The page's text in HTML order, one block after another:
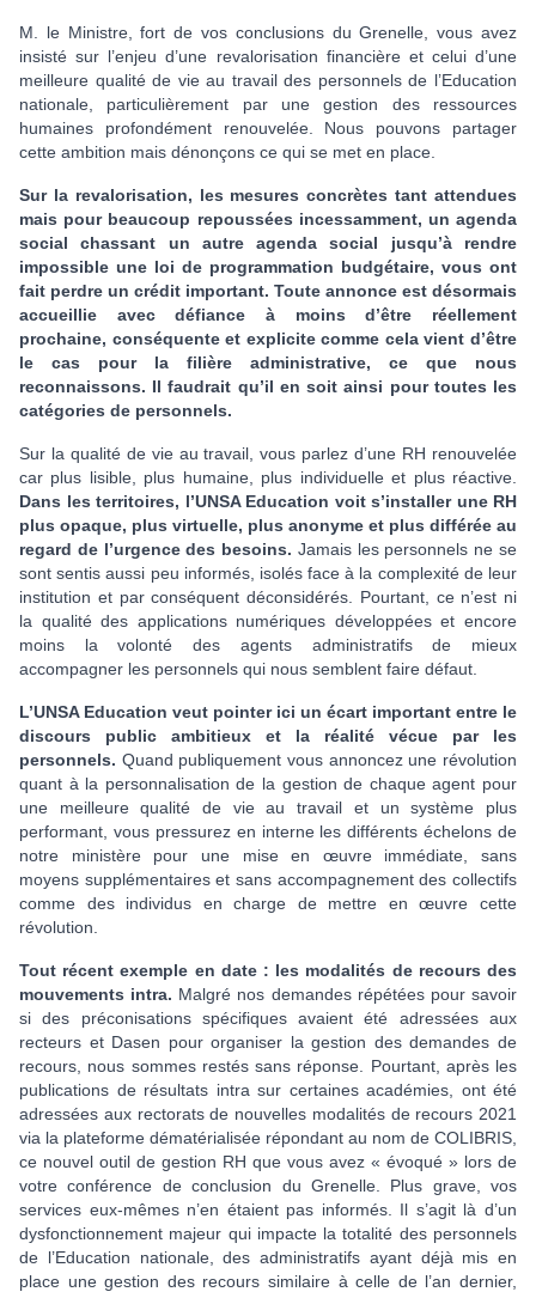
M. le Ministre, fort de vos conclusions du Grenelle, vous avez
insisté sur l’enjeu d’une revalorisation financière et celui d’une
meilleure qualité de vie au travail des personnels de l’Education
nationale, particulièrement par une gestion des ressources
humaines profondément renouvelée. Nous pouvons partager
cette ambition mais dénonçons ce qui se met en place.
Sur la revalorisation, les mesures concrètes tant attendues
mais pour beaucoup repoussées incessamment, un agenda
social chassant un autre agenda social jusqu’à rendre
impossible une loi de programmation budgétaire, vous ont
fait perdre un crédit important. Toute annonce est désormais
accueillie avec défiance à moins d’être réellement
prochaine, conséquente et explicite comme cela vient d’être
le cas pour la filière administrative, ce que nous
reconnaissons. Il faudrait qu’il en soit ainsi pour toutes les
catégories de personnels.
Sur la qualité de vie au travail, vous parlez d’une RH renouvelée
car plus lisible, plus humaine, plus individuelle et plus réactive.
Dans les territoires, l’UNSA Education voit s’installer une RH
plus opaque, plus virtuelle, plus anonyme et plus différée au
regard de l’urgence des besoins. Jamais les personnels ne se
sont sentis aussi peu informés, isolés face à la complexité de leur
institution et par conséquent déconsidérés. Pourtant, ce n’est ni
la qualité des applications numériques développées et encore
moins la volonté des agents administratifs de mieux
accompagner les personnels qui nous semblent faire défaut.
L’UNSA Education veut pointer ici un écart important entre le
discours public ambitieux et la réalité vécue par les
personnels. Quand publiquement vous annoncez une révolution
quant à la personnalisation de la gestion de chaque agent pour
une meilleure qualité de vie au travail et un système plus
performant, vous pressurez en interne les différents échelons de
notre ministère pour une mise en œuvre immédiate, sans
moyens supplémentaires et sans accompagnement des collectifs
comme des individus en charge de mettre en œuvre cette
révolution.
Tout récent exemple en date : les modalités de recours des
mouvements intra. Malgré nos demandes répétées pour savoir
si des préconisations spécifiques avaient été adressées aux
recteurs et Dasen pour organiser la gestion des demandes de
recours, nous sommes restés sans réponse. Pourtant, après les
publications de résultats intra sur certaines académies, ont été
adressées aux rectorats de nouvelles modalités de recours 2021
via la plateforme dématérialisée répondant au nom de COLIBRIS,
ce nouvel outil de gestion RH que vous avez « évoqué » lors de
votre conférence de conclusion du Grenelle. Plus grave, vos
services eux-mêmes n’en étaient pas informés. Il s’agit là d’un
dysfonctionnement majeur qui impacte la totalité des personnels
de l’Education nationale, des administratifs ayant déjà mis en
place une gestion des recours similaire à celle de l’an dernier,